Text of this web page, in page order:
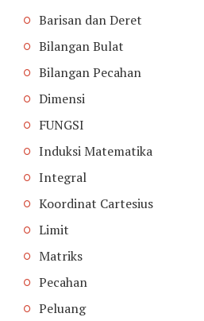
Barisan dan Deret
Bilangan Bulat
Bilangan Pecahan
Dimensi
FUNGSI
Induksi Matematika
Integral
Koordinat Cartesius
Limit
Matriks
Pecahan
Peluang